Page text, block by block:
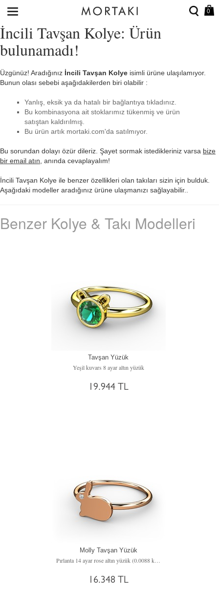
0
İncili Tavşan Kolye: Ürün
bulunamadı!
Üzgünüz! Aradığınız İncili Tavşan Kolye isimli ürüne ulaşılamıyor.
Bunun olası sebebi aşağıdakilerden biri olabilir :
Yanlış, eksik ya da hatalı bir bağlantıya tıkladınız.
Bu kombinasyona ait stoklarımız tükenmiş ve ürün
satıştan kaldırılmış.
Bu ürün artık mortaki.com'da satılmıyor.
Bu sorundan dolayı özür dileriz. Şayet sormak istedikleriniz varsa bize
bir email atın , anında cevaplayalım!
İncili Tavşan Kolye ile benzer özellikleri olan takıları sizin için bulduk.
Aşağıdaki modeller aradığınız ürüne ulaşmanızı sağlayabilir..
Benzer Kolye & Takı Modelleri
Tavşan Yüzük
Yeşil kuvars 8 ayar altın yüzük
19.944 TL
Molly Tavşan Yüzük
Pırlanta 14 ayar rose altın yüzük (0.0088 karat)
16.348 TL